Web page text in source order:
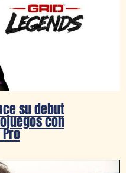
su debut
con